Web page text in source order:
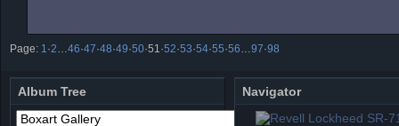
Page: 1 ·2 46·47·48·49·50·51 ·52·53·54·55·56 97·98
Album Tree Navigator